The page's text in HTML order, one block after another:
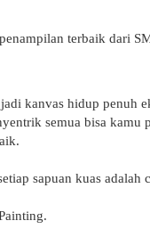
terbaik dari
kanvas hidup penuh
semua bisa kamu
sapuan kuas adalah